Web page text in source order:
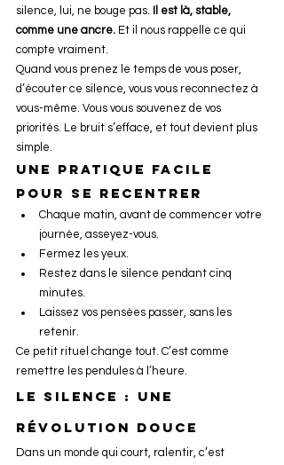
silence, lui, ne bouge pas. Il est là, stable,
comme une ancre. Et il nous rappelle ce qui
compte vraiment.
Quand vous prenez le temps de vous poser,
d’écouter ce silence, vous vous reconnectez à
vous-même. Vous vous souvenez de vos
priorités. Le bruit s’efface, et tout devient plus
simple.
Une pratique facile
pour se recentrer
Chaque matin, avant de commencer votre
journée, asseyez-vous.
Fermez les yeux.
Restez dans le silence pendant cinq
minutes.
Laissez vos pensées passer, sans les
retenir.
Ce petit rituel change tout. C’est comme
remettre les pendules à l’heure.
Le silence : une
révolution douce
Dans un monde qui court, ralentir, c’est